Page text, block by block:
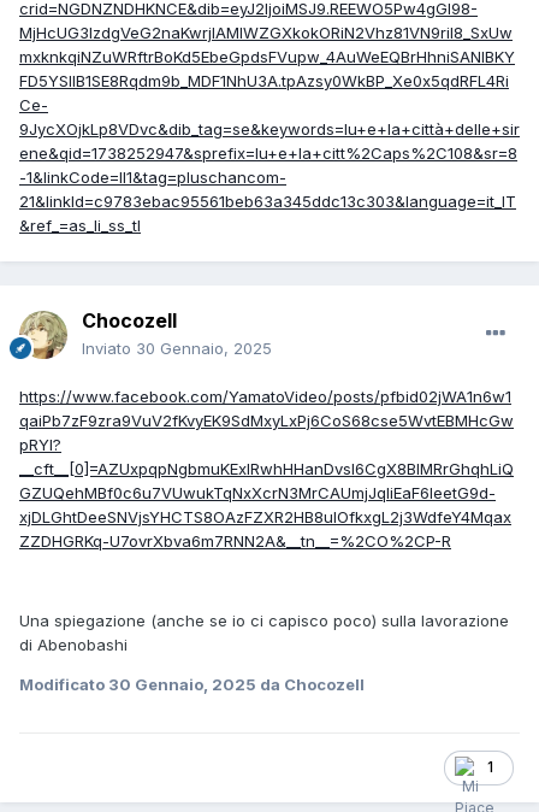
crid=NGDNZNDHKNCE&dib=eyJ2IjoiMSJ9.REEWO5Pw4gGI98-
MjHcUG3lzdgVeG2naKwrjIAMIWZGXkokORiN2Vhz81VN9ril8_SxUw
mxknkqiNZuWRftrBoKd5EbeGpdsFVupw_4AuWeEQBrHhniSANIBKY
FD5YSllB1SE8Rqdm9b_MDF1NhU3A.tpAzsy0WkBP_Xe0x5qdRFL4Ri
Ce-
9JycXOjkLp8VDvc&dib_tag=se&keywords=lu+e+la+città+delle+sir
ene&qid=1738252947&sprefix=lu+e+la+citt%2Caps%2C108&sr=8
-1&linkCode=ll1&tag=pluschancom-
21&linkId=c9783ebac95561beb63a345ddc13c303&language=it_IT
&ref_=as_li_ss_tl
Chocozell
Inviato 30 Gennaio, 2025
https://www.facebook.com/YamatoVideo/posts/pfbid02jWA1n6w1
qaiPb7zF9zra9VuV2fKvyEK9SdMxyLxPj6CoS68cse5WvtEBMHcGw
pRYl?
__cft__[0]=AZUxpqpNgbmuKExIRwhHHanDvsl6CgX8BIMRrGhqhLiQ
GZUQehMBf0c6u7VUwukTqNxXcrN3MrCAUmjJqIiEaF6leetG9d-
xjDLGhtDeeSNVjsYHCTS8OAzFZXR2HB8uIOfkxgL2j3WdfeY4Mqax
ZZDHGRKq-U7ovrXbva6m7RNN2A&__tn__=%2CO%2CP-R
Una spiegazione (anche se io ci capisco poco) sulla lavorazione
di Abenobashi
Modificato 30 Gennaio, 2025 da Chocozell
1